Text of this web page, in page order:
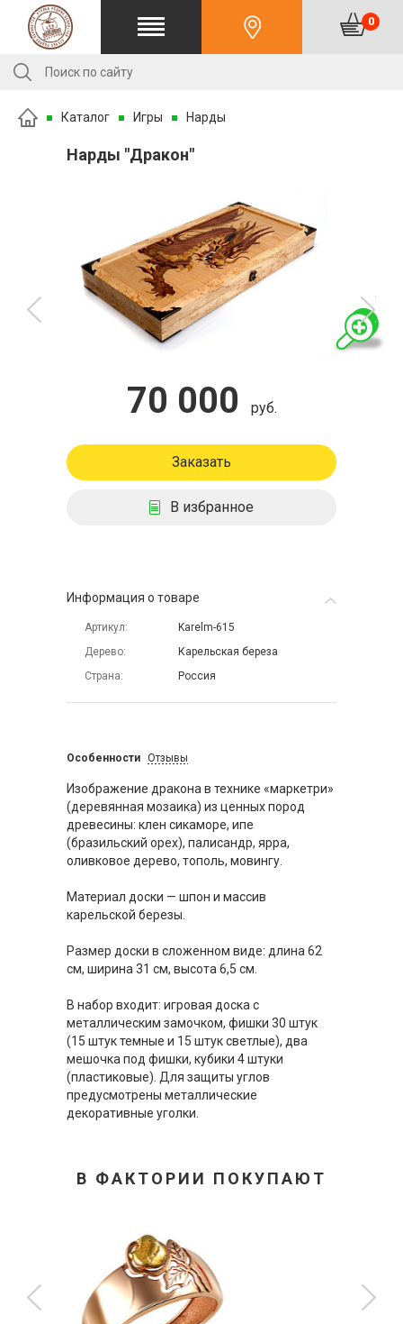
0
Каталог Игры Нарды
Нарды "Дракон"
70 000 руб.
Заказать
В избранное
Информация о товаре
Артикул
Karelm-615
Дерево
Карельская береза
Страна
Россия
Особенности Отзывы
Изображение дракона в технике «маркетри»
(деревянная мозаика) из ценных пород
древесины: клен сикаморе, ипе
(бразильский орех), палисандр, ярра,
оливковое дерево, тополь, мовингу.
Материал доски — шпон и массив
карельской березы.
Размер доски в сложенном виде: длина 62
см, ширина 31 см, высота 6,5 см.
В набор входит: игровая доска с
металлическим замочком, фишки 30 штук
(15 штук темные и 15 штук светлые), два
мешочка под фишки, кубики 4 штуки
(пластиковые). Для защиты углов
предусмотрены металлические
декоративные уголки.
В ФАКТОРИИ ПОКУПАЮТ